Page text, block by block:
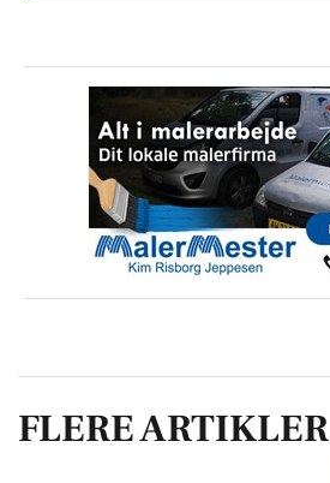
FLERE ARTIKLER